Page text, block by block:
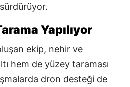
sürdürüyor.
Yapılıyor
ekip, nehir ve
hem de yüzey taraması
dron desteği de